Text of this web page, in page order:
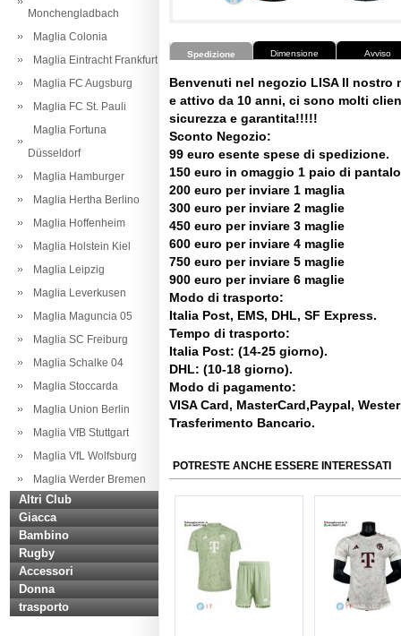
Monchengladbach
Maglia Colonia
Maglia Eintracht Frankfurt
Maglia FC Augsburg
Maglia FC St. Pauli
Maglia Fortuna
Düsseldorf
Maglia Hamburger
Maglia Hertha Berlino
Maglia Hoffenheim
Maglia Holstein Kiel
Maglia Leipzig
Maglia Leverkusen
Maglia Maguncia 05
Maglia SC Freiburg
Maglia Schalke 04
Maglia Stoccarda
Maglia Union Berlin
Maglia VfB Stuttgart
Maglia VfL Wolfsburg
Maglia Werder Bremen
Altri Club
Giacca
Bambino
Rugby
Accessori
Donna
trasporto
Spedizione Dimensione Avviso
Benvenuti nel negozio LISA Il nostro
e attivo da 10 anni, ci sono molti
sicurezza e garantita!!!!!
Sconto Negozio:
99 euro esente spese di spedizione.
150 euro in omaggio 1 paio di
200 euro per inviare 1 maglia
300 euro per inviare 2 maglie
450 euro per inviare 3 maglie
600 euro per inviare 4 maglie
750 euro per inviare 5 maglie
900 euro per inviare 6 maglie
Modo di trasporto:
Italia Post, EMS, DHL, SF Express.
Tempo di trasporto:
Italia Post: (14-25 giorno).
DHL: (10-18 giorno).
Modo di pagamento:
VISA Card, MasterCard,Paypal,
Trasferimento Bancario.
POTRESTE ANCHE ESSERE INTERESSATI